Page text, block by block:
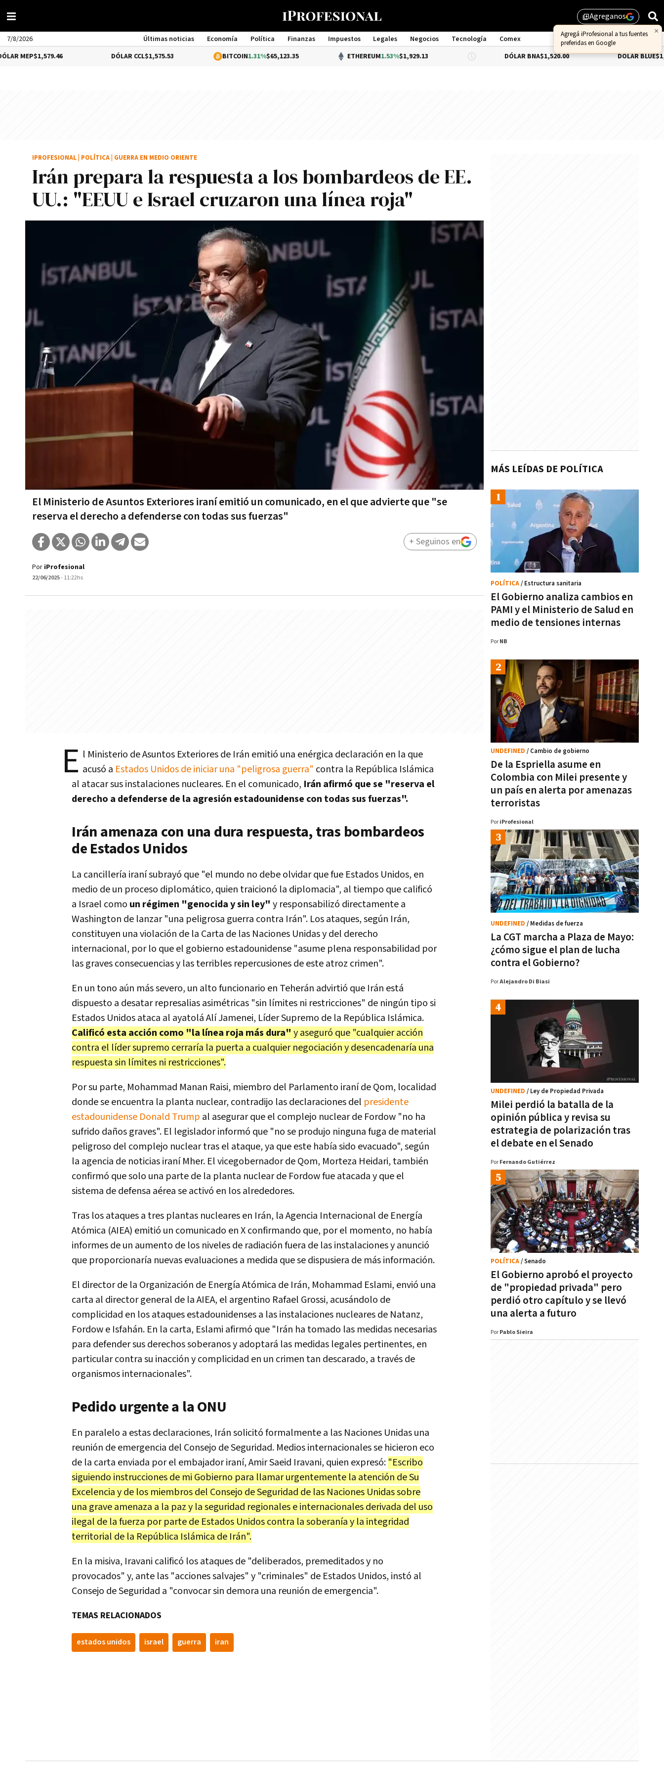
library_addAgreganos
×
Agregá iProfesional a tus fuentes
preferidas en Google
7/8/2026 Últimas noticias Economía Política Finanzas Impuestos Legales Negocios Tecnología
Comex
Management
$1,579.46 DÓLAR CCL$1,575.53 BITCOIN1.31%$65,123.35 ETHEREUM1.53%$1,929.13 DÓLAR BNA$1,520.00 DÓLAR BLUE$1,530.00
Irán prepara la respuesta a los bombardeos de EE.
UU.: "EEUU e Israel cruzaron una línea roja"
El Ministerio de Asuntos Exteriores iraní emitió un comunicado, en el que advierte que "se
reserva el derecho a defenderse con todas sus fuerzas"
IPROFESIONAL POLÍTICA GUERRA EN MEDIO ORIENTE
Por iProfesional
22/06/2025- 11:22hs
+ Seguinos en
E l Ministerio de Asuntos Exteriores de Irán emitió una enérgica declaración en la que
acusó a Estados Unidos de iniciar una "peligrosa guerra" contra la República Islámica
al atacar sus instalaciones nucleares. En el comunicado, Irán afirmó que se "reserva el
derecho a defenderse de la agresión estadounidense con todas sus fuerzas".
Irán amenaza con una dura respuesta, tras bombardeos
de Estados Unidos
La cancillería iraní subrayó que "el mundo no debe olvidar que fue Estados Unidos, en
medio de un proceso diplomático, quien traicionó la diplomacia", al tiempo que calificó
a Israel como un régimen "genocida y sin ley" y responsabilizó directamente a
Washington de lanzar "una peligrosa guerra contra Irán". Los ataques, según Irán,
constituyen una violación de la Carta de las Naciones Unidas y del derecho
internacional, por lo que el gobierno estadounidense "asume plena responsabilidad por
las graves consecuencias y las terribles repercusiones de este atroz crimen".
En un tono aún más severo, un alto funcionario en Teherán advirtió que Irán está
dispuesto a desatar represalias asimétricas "sin límites ni restricciones" de ningún tipo si
Estados Unidos ataca al ayatolá Alí Jamenei, Líder Supremo de la República Islámica.
Calificó esta acción como "la línea roja más dura" y aseguró que "cualquier acción
contra el líder supremo cerraría la puerta a cualquier negociación y desencadenaría una
respuesta sin límites ni restricciones".
Por su parte, Mohammad Manan Raisi, miembro del Parlamento iraní de Qom, localidad
donde se encuentra la planta nuclear, contradijo las declaraciones del presidente
estadounidense Donald Trump al asegurar que el complejo nuclear de Fordow "no ha
sufrido daños graves". El legislador informó que "no se produjo ninguna fuga de material
peligroso del complejo nuclear tras el ataque, ya que este había sido evacuado", según
la agencia de noticias iraní Mher. El vicegobernador de Qom, Morteza Heidari, también
confirmó que solo una parte de la planta nuclear de Fordow fue atacada y que el
sistema de defensa aérea se activó en los alrededores.
Tras los ataques a tres plantas nucleares en Irán, la Agencia Internacional de Energía
Atómica (AIEA) emitió un comunicado en X confirmando que, por el momento, no había
informes de un aumento de los niveles de radiación fuera de las instalaciones y anunció
que proporcionaría nuevas evaluaciones a medida que se dispusiera de más información.
El director de la Organización de Energía Atómica de Irán, Mohammad Eslami, envió una
carta al director general de la AIEA, el argentino Rafael Grossi, acusándolo de
complicidad en los ataques estadounidenses a las instalaciones nucleares de Natanz,
Fordow e Isfahán. En la carta, Eslami afirmó que "Irán ha tomado las medidas necesarias
para defender sus derechos soberanos y adoptará las medidas legales pertinentes, en
particular contra su inacción y complicidad en un crimen tan descarado, a través de
organismos internacionales".
Pedido urgente a la ONU
En paralelo a estas declaraciones, Irán solicitó formalmente a las Naciones Unidas una
reunión de emergencia del Consejo de Seguridad. Medios internacionales se hicieron eco
de la carta enviada por el embajador iraní, Amir Saeid Iravani, quien expresó: "Escribo
siguiendo instrucciones de mi Gobierno para llamar urgentemente la atención de Su
Excelencia y de los miembros del Consejo de Seguridad de las Naciones Unidas sobre
una grave amenaza a la paz y la seguridad regionales e internacionales derivada del uso
ilegal de la fuerza por parte de Estados Unidos contra la soberanía y la integridad
territorial de la República Islámica de Irán".
En la misiva, Iravani calificó los ataques de "deliberados, premeditados y no
provocados" y, ante las "acciones salvajes" y "criminales" de Estados Unidos, instó al
Consejo de Seguridad a "convocar sin demora una reunión de emergencia".
TEMAS RELACIONADOS
estados unidos israel guerra iran
MÁS LEÍDAS DE POLÍTICA
El Gobierno analiza cambios en
PAMI y el Ministerio de Salud en
medio de tensiones internas
POLÍTICA/ Estructura sanitaria
Por NB
De la Espriella asume en
Colombia con Milei presente y
un país en alerta por amenazas
terroristas
UNDEFINED / Cambio de gobierno
Por iProfesional
La CGT marcha a Plaza de Mayo:
¿cómo sigue el plan de lucha
contra el Gobierno?
UNDEFINED / Medidas de fuerza
PorAlejandro Di Biasi
Milei perdió la batalla de la
opinión pública y revisa su
estrategia de polarización tras
el debate en el Senado
UNDEFINED / Ley de Propiedad Privada
Por Fernando Gutiérrez
El Gobierno aprobó el proyecto
de "propiedad privada" pero
perdió otro capítulo y se llevó
una alerta a futuro
POLÍTICA/ Senado
Por Pablo Sieira